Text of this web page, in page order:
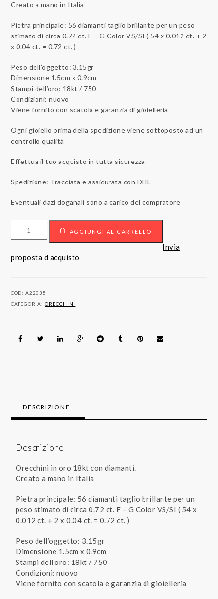
Creato a mano in Italia
Pietra principale: 56 diamanti taglio brillante per un peso
stimato di circa 0.72 ct. F – G Color VS/SI ( 54 x 0.012 ct. + 2
x 0.04 ct. = 0.72 ct. )
Peso dell’oggetto: 3.15gr
Dimensione 1.5cm x 0.9cm
Stampi dell’oro: 18kt / 750
Condizioni: nuovo
Viene fornito con scatola e garanzia di gioielleria
Ogni gioiello prima della spedizione viene sottoposto ad un
controllo qualità
Effettua il tuo acquisto in tutta sicurezza
Spedizione: Tracciata e assicurata con DHL
Eventuali dazi doganali sono a carico del compratore
Diamanti
Bianco
AGGIUNGI AL CARRELLO
Invia
proposta d acquisto
COD:A22035
CATEGORIA:ORECCHINI
DESCRIZIONE
Descrizione
Orecchini in oro 18kt con diamanti.
Creato a mano in Italia
Pietra principale: 56 diamanti taglio brillante per un
peso stimato di circa 0.72 ct. F – G Color VS/SI ( 54 x
0.012 ct. + 2 x 0.04 ct. = 0.72 ct. )
Peso dell’oggetto: 3.15gr
Dimensione 1.5cm x 0.9cm
Stampi dell’oro: 18kt / 750
Condizioni: nuovo
Viene fornito con scatola e garanzia di gioielleria